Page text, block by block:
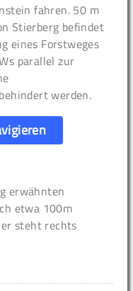
fahren. 50 m
Stierberg befindet
eines Forstweges
parallel zur
werden.
erwähnten
etwa 100m
steht rechts